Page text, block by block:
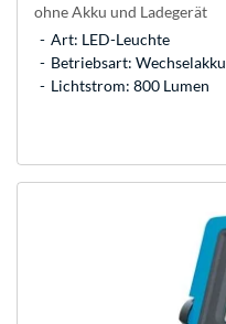
ohne Akku und Ladegerät
Art: LED-Leuchte
Betriebsart: Wechselakku
Lichtstrom: 800 Lumen